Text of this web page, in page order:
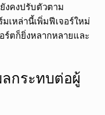
งคงปรับตัวตาม
เหล่านี้เพิ่มฟีเจอร์ใหม่
ร์ตก็ยิ่งหลากหลายและ
กระทบต่อผู้